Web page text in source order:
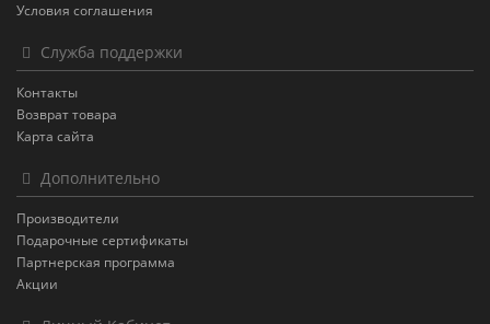
Условия соглашения
Служба поддержки
Контакты
Возврат товара
Карта сайта
Дополнительно
Производители
Подарочные сертификаты
Партнерская программа
Акции